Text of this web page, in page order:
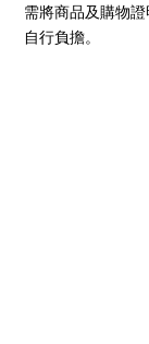
需將商品及購物
自行負擔。